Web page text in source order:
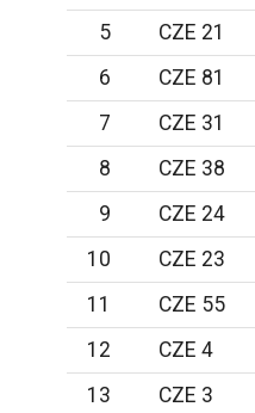
5
CZE 21
6
CZE 81
7
CZE 31
8
CZE 38
9
CZE 24
10
CZE 23
11
CZE 55
12
CZE 4
13
CZE 3